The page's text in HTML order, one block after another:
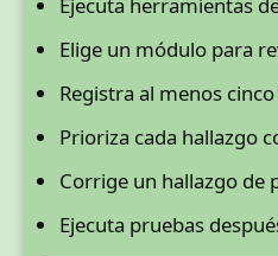
Ejecuta herramientas
Elige un módulo para
Registra al menos
Prioriza cada hallazgo
Corrige un hallazgo de
Ejecuta pruebas